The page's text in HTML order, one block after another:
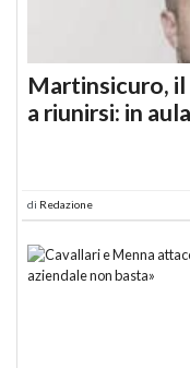
Martinsicuro,
a riunirsi: in
di Redazione